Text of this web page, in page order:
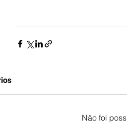
Não foi